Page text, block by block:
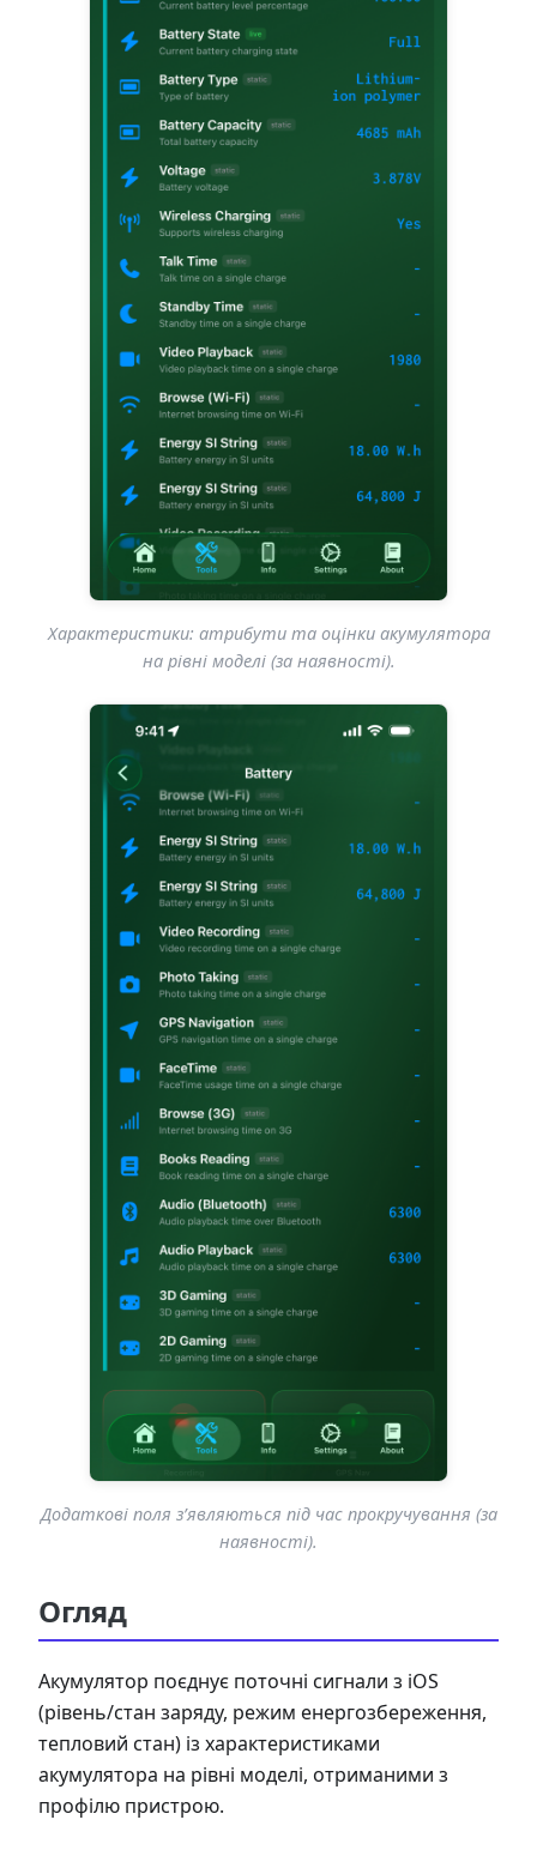
Характеристики: атрибути та оцінки акумулятора
на рівні моделі (за наявності).
Додаткові поля з’являються під час прокручування (за
наявності).
Огляд
Акумулятор поєднує поточні сигнали з iOS
(рівень/стан заряду, режим енергозбереження,
тепловий стан) із характеристиками
акумулятора на рівні моделі, отриманими з
профілю пристрою.